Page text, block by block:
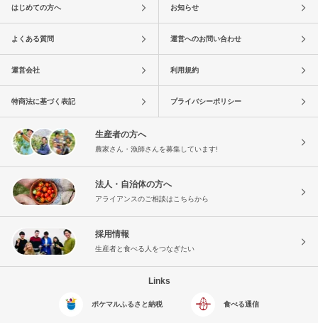
はじめての方へ お知らせ
よくある質問 運営へのお問い合わせ
運営会社 利用規約
特商法に基づく表記 プライバシーポリシー
生産者の方へ
農家さん・漁師さんを募集しています!
法人・自治体の方へ
アライアンスのご相談はこちらから
採用情報
生産者と食べる人をつなぎたい
Links
ポケマルふるさと納税 食べる通信